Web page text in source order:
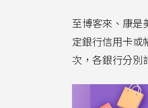
至博客來、康是
定銀行信用卡或
次，各銀行分別